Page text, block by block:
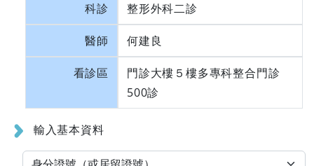
科診 整形外科二診
醫師 何建良
看診區
門診大樓５樓多專科整合門診
500診
輸入基本資料